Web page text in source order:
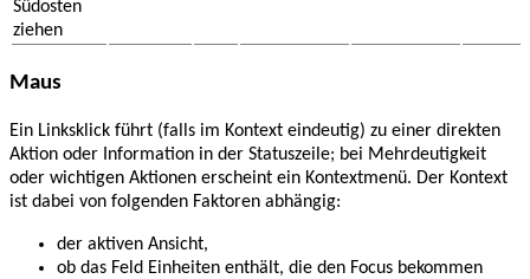
Südosten
ziehen
Maus
Ein Linksklick führt (falls im Kontext eindeutig) zu einer direkten
Aktion oder Information in der Statuszeile; bei Mehrdeutigkeit
oder wichtigen Aktionen erscheint ein Kontextmenü. Der Kontext
ist dabei von folgenden Faktoren abhängig:
der aktiven Ansicht,
ob das Feld Einheiten enthält, die den Focus bekommen